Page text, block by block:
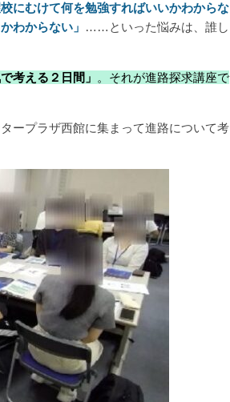
にむけて何を勉強すればいいかわからな
わからない」 ……といった悩みは、誰し
考える２日間」 。それが進路探求講座で
ープラザ西館に集まって進路について考